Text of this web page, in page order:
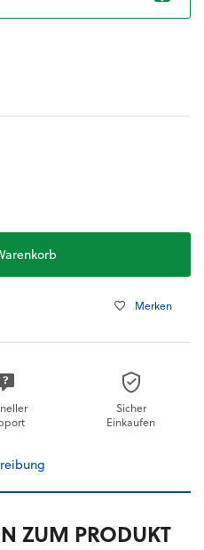
Merken
Sicher
Einkaufen
ZUM PRODUKT